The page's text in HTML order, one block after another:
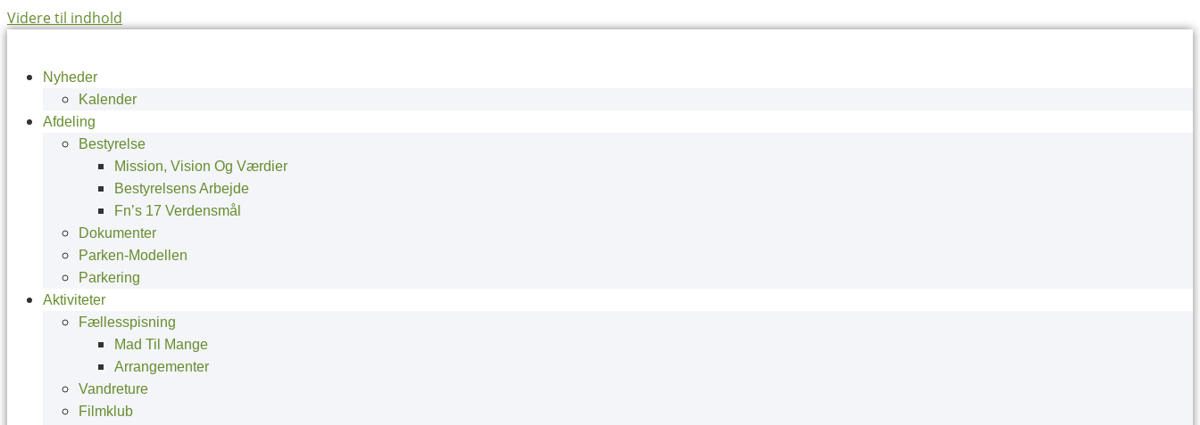
Videre til indhold
Nyheder
Kalender
Afdeling
Bestyrelse
Mission, Vision Og Værdier
Bestyrelsens Arbejde
Fn’s 17 Verdensmål
Dokumenter
Parken-Modellen
Parkering
Aktiviteter
Fællesspisning
Mad Til Mange
Arrangementer
Vandreture
Filmklub